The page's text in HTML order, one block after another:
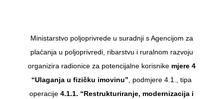
Ministarstvo poljoprivrede u suradnji s Agencijom za
plaćanja u poljoprivredi, ribarstvu i ruralnom razvoju
organizira radionice za potencijalne korisnikemjere 4
“Ulaganja u fizičku imovinu”, podmjere 4.1., tipa
operacije 4.1.1. “Restrukturiranje, modernizacija i